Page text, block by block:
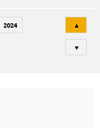
2024 ▲
▼